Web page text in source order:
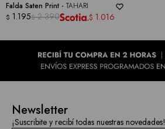
Falda Saten Print - TAHARI
$ 1.195$ 2.390 $ 1.016
Newsletter
¡Suscribite y recibí todas nuestras novedades!